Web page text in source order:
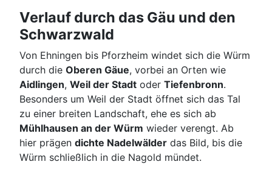
Verlauf durch das Gäu und den
Schwarzwald
Von Ehningen bis Pforzheim windet sich die Würm
durch die Oberen Gäue, vorbei an Orten wie
Aidlingen, Weil der Stadt oder Tiefenbronn.
Besonders um Weil der Stadt öffnet sich das Tal
zu einer breiten Landschaft, ehe es sich ab
Mühlhausen an der Würm wieder verengt. Ab
hier prägen dichte Nadelwälder das Bild, bis die
Würm schließlich in die Nagold mündet.